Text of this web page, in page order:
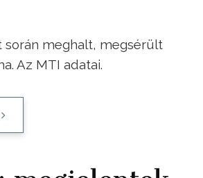
során meghalt, megsérült
. Az MTI adatai.